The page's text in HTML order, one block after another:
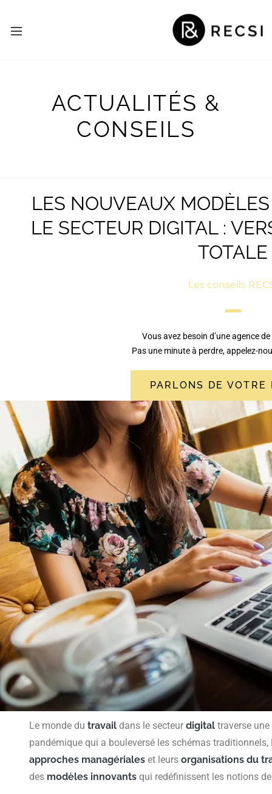
ACTUALITÉS &
CONSEILS
LES NOUVEAUX
LE SECTEUR DIGITAL :
TOTALE
Les conseils
Vous avez besoin d’une agence
Pas une minute à perdre, appelez-
PARLONS DE VOTRE
Le monde dutravail dans le secteurdigital traverse
pandémique qui a bouleversé les schémas
approches managériales et leursorganisations du
des modèles innovants qui redéfinissent les notions